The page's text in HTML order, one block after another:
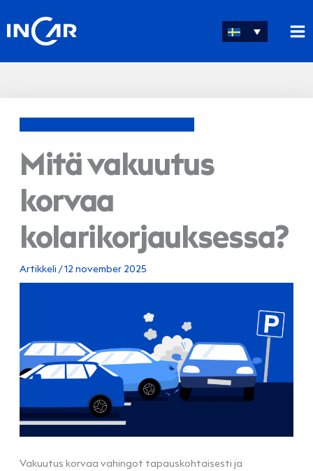
till
innehåll
Mitä vakuutus
korvaa
kolarikorjauksessa?
Artikkeli /12 november 2025
Vakuutus korvaa vahingot tapauskohtaisesti ja